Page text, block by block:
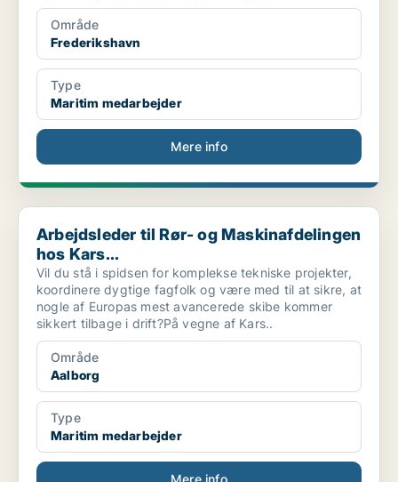
Område
Frederikshavn
Type
Maritim medarbejder
Mere info
Arbejdsleder til Rør- og Maskinafdelingen hos Kars...
Arbejdsleder til Rør- og Maskinafdelingen
hos Kars...
Vil du stå i spidsen for komplekse tekniske projekter,
koordinere dygtige fagfolk og være med til at sikre, at
nogle af Europas mest avancerede skibe kommer
sikkert tilbage i drift?På vegne af Kars..
Område
Aalborg
Type
Maritim medarbejder